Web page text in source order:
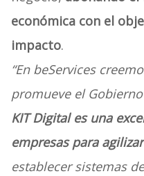
económica con el
impacto.
“En beServices
promueve el
KIT Digital es una
empresas para
establecer sistemas